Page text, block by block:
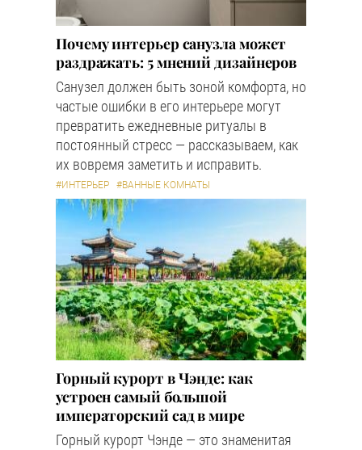
Почему интерьер санузла может
раздражать: 5 мнений дизайнеров
Санузел должен быть зоной комфорта, но
частые ошибки в его интерьере могут
превратить ежедневные ритуалы в
постоянный стресс — рассказываем, как
их вовремя заметить и исправить.
#ИНТЕРЬЕР #ВАННЫЕ КОМНАТЫ
Горный курорт в Чэнде: как
устроен самый большой
императорский сад в мире
Горный курорт Чэнде — это знаменитая